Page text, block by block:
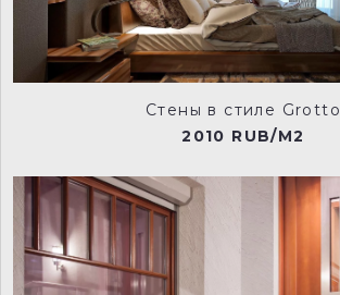
Стены в стиле Grotto
2010 RUB/M2